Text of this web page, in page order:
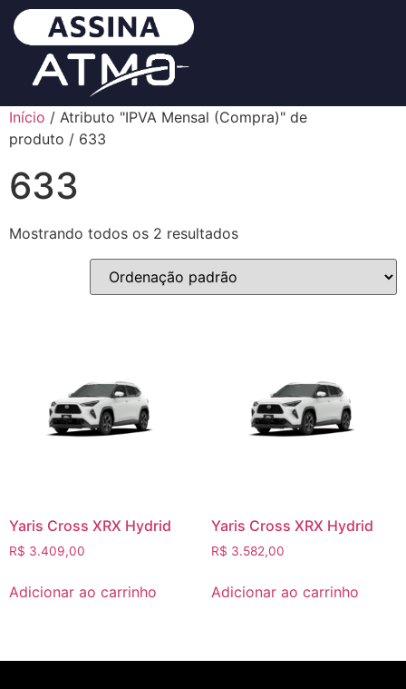
Início / Atributo "IPVA Mensal (Compra)" de
produto / 633
633
Mostrando todos os 2 resultados
Yaris Cross XRX Hydrid
R$ 3.409,00
Adicionar ao carrinho
Yaris Cross XRX Hydrid
R$ 3.582,00
Adicionar ao carrinho